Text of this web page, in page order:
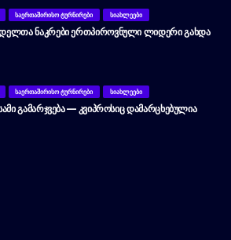
ᲡᲐᲔᲠᲗᲐᲨᲘᲠᲘᲡᲝ ᲢᲣᲠᲜᲘᲠᲔᲑᲘ ᲡᲘᲐᲮᲚᲔᲔᲑᲘ
ᲜᲐᲙᲠᲔᲑᲘ ᲔᲠᲗᲞᲘᲠᲝᲕᲜᲣᲚᲘ ᲚᲘᲓᲔᲠᲘ ᲒᲐᲮᲓᲐ
ᲡᲐᲔᲠᲗᲐᲨᲘᲠᲘᲡᲝ ᲢᲣᲠᲜᲘᲠᲔᲑᲘ ᲡᲘᲐᲮᲚᲔᲔᲑᲘ
ᲒᲐᲛᲐᲠᲯᲕᲔᲑᲐ — ᲙᲕᲘᲞᲠᲝᲡᲘᲪ ᲓᲐᲛᲐᲠᲪᲮᲔᲑᲣᲚᲘᲐ